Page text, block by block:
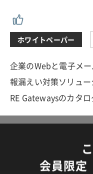
ホワイトペーパー
企業のWebと電子メ
報漏えい対策ソリュー
RE Gatewaysのカタロ
会員限定